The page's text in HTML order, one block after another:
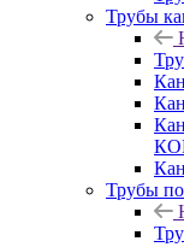
Трубы
Трубы